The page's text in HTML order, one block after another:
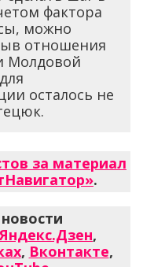
фактора
можно
отношения
Молдовой
осталось не
за материал
.
Яндекс.Дзен,
, Вконтакте,